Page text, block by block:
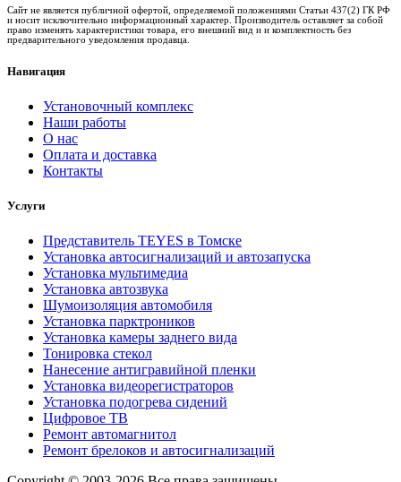
Сайт не является публичной офертой, определяемой положениями Статьи 437(2) ГК РФ
и носит исключительно информационный характер. Производитель оставляет за собой
право изменять характеристики товара, его внешний вид и и комплектность без
предварительного уведомления продавца.
Навигация
Установочный комплекс
Наши работы
О нас
Оплата и доставка
Контакты
Услуги
Представитель TEYES в Томске
Установка автосигнализаций и автозапуска
Установка мультимедиа
Установка автозвука
Шумоизоляция автомобиля
Установка парктроников
Установка камеры заднего вида
Тонировка стекол
Нанесение антигравийной пленки
Установка видеорегистраторов
Установка подогрева сидений
Цифровое ТВ
Ремонт автомагнитол
Ремонт брелоков и автосигнализаций